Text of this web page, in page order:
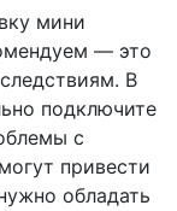
мини
— это
В
подключите
с
привести
обладать